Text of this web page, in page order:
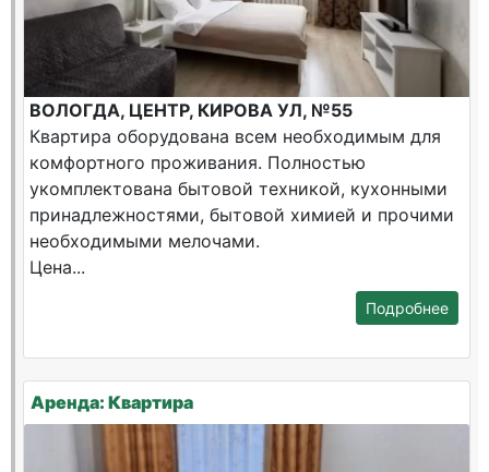
ВОЛОГДА, ЦЕНТР, КИРОВА УЛ, №55
Квартира оборудована всем необходимым для
комфортного проживания. Полностью
укомплектована бытовой техникой, кухонными
принадлежностями, бытовой химией и прочими
необходимыми мелочами.
Цена...
Подробнее
Аренда: Квартира